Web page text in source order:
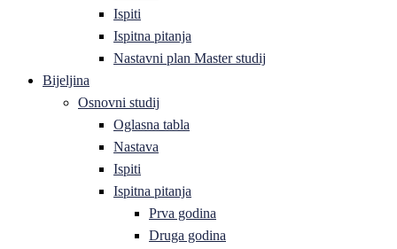
Ispiti
Ispitna pitanja
Nastavni plan Master studij
Bijeljina
Osnovni studij
Oglasna tabla
Nastava
Ispiti
Ispitna pitanja
Prva godina
Druga godina